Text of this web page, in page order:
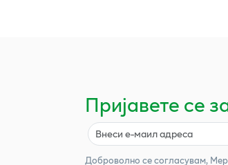
Пријавете се
Доброволно се согласувам,